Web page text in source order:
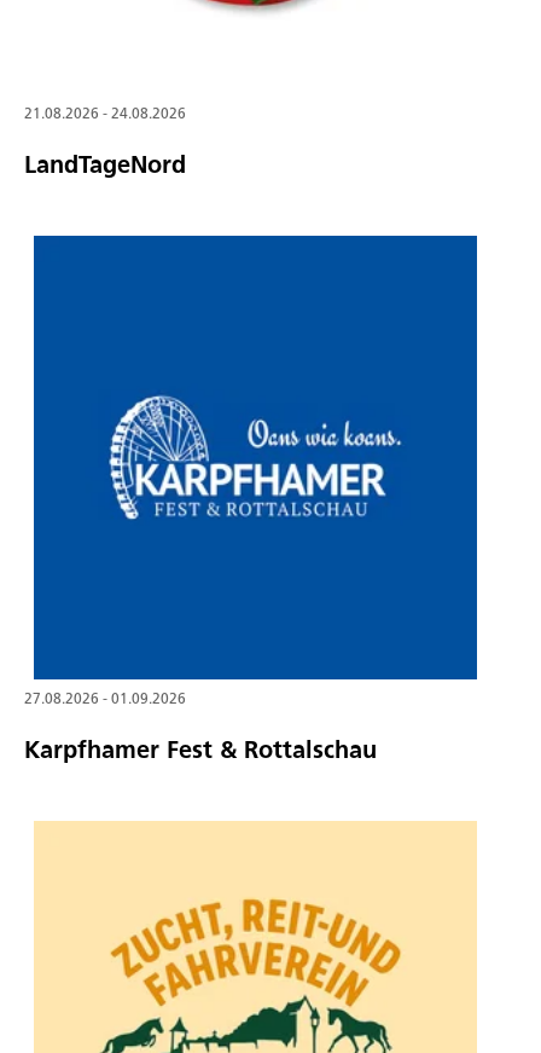
21.08.2026 - 24.08.2026
LandTageNord
27.08.2026 - 01.09.2026
Karpfhamer Fest & Rottalschau